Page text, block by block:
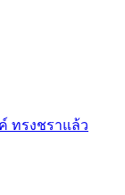
ทรงชราแล้ว